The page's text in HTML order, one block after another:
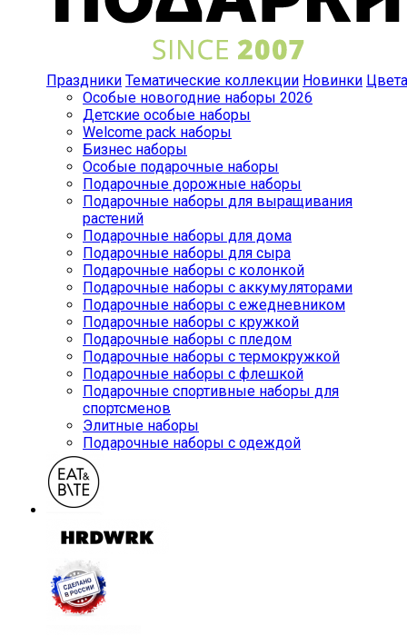
Праздники Тематические коллекции Новинки Цвета
Особые новогодние наборы 2026
Детские особые наборы
Welcome pack наборы
Бизнес наборы
Особые подарочные наборы
Подарочные дорожные наборы
Подарочные наборы для выращивания
растений
Подарочные наборы для дома
Подарочные наборы для сыра
Подарочные наборы с колонкой
Подарочные наборы с аккумуляторами
Подарочные наборы с ежедневником
Подарочные наборы с кружкой
Подарочные наборы с пледом
Подарочные наборы с термокружкой
Подарочные наборы с флешкой
Подарочные спортивные наборы для
спортсменов
Элитные наборы
Подарочные наборы с одеждой